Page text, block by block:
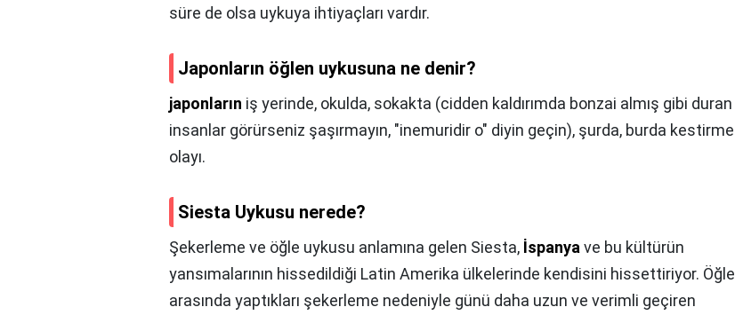
süre de olsa uykuya ihtiyaçları vardır.
Japonların öğlen uykusuna ne denir?
japonların iş yerinde, okulda, sokakta (cidden kaldırımda bonzai almış gibi duran
insanlar görürseniz şaşırmayın, "inemuridir o" diyin geçin), şurda, burda kestirme
olayı.
Siesta Uykusu nerede?
Şekerleme ve öğle uykusu anlamına gelen Siesta, İspanyave bu kültürün
yansımalarının hissedildiği Latin Amerika ülkelerinde kendisini hissettiriyor. Öğle
arasında yaptıkları şekerleme nedeniyle günü daha uzun ve verimli geçiren